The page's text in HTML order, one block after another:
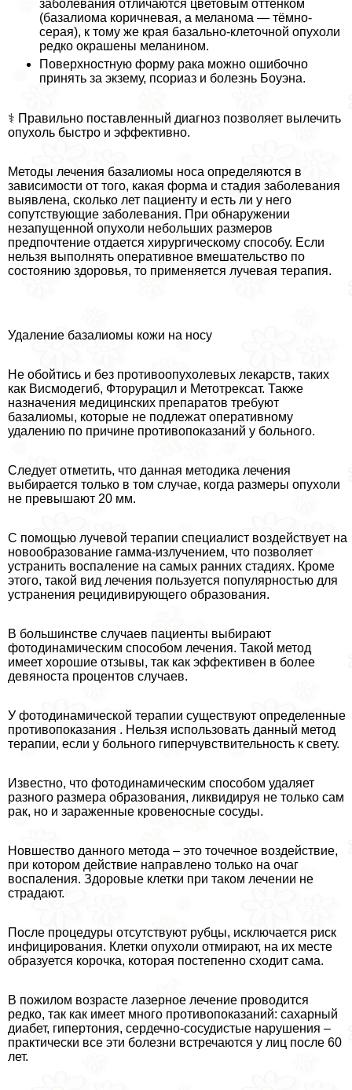
заболевания отличаются цветовым оттенком
(базалиома коричневая, а меланома — тёмно-
серая), к тому же края базально-клеточной опухоли
редко окрашены меланином.
Поверхностную форму paка можно ошибочно
принять за экзему, псориаз и болезнь Боуэна.
‍⚕️ Правильно поставленный диагноз позволяет вылечить
опухоль быстро и эффективно.
Методы лечения базалиомы носа определяются в
зависимости от того, какая форма и стадия заболевания
выявлена, сколько лет пациенту и есть ли у него
сопутствующие заболевания. При обнаружении
незапущенной опухоли небольших размеров
предпочтение отдается хирургическому способу. Если
нельзя выполнять оперативное вмешательство по
состоянию здоровья, то применяется лучевая терапия.
Удаление базалиомы кожи на носу
Не обойтись и без противоопухолевых лекарств, таких
как Висмодегиб, Фторурацил и Метотрексат. Также
назначения медицинских препаратов требуют
базалиомы, которые не подлежат оперативному
удалению по причине противопоказаний у больного.
Следует отметить, что данная методика лечения
выбирается только в том случае, когда размеры опухоли
не превышают 20 мм.
С помощью лучевой терапии специалист воздействует на
новообразование гамма-излучением, что позволяет
устранить воспаление на самых ранних стадиях. Кроме
этого, такой вид лечения пользуется популярностью для
устранения рецидивирующего образования.
В большинстве случаев пациенты выбирают
фотодинамическим способом лечения. Такой метод
имеет хорошие отзывы, так как эффективен в более
девяноста процентов случаев.
У фотодинамической терапии существуют определенные
противопоказания . Нельзя использовать данный метод
терапии, если у больного гиперчувствительность к свету.
Известно, что фотодинамическим способом удаляет
разного размера образования, ликвидируя не только сам
paк, но и зараженные кровеносные сосуды.
Новшество данного метода – это точечное воздействие,
при котором действие направлено только на очаг
воспаления. Здоровые клетки при таком лечении не
страдают.
После процедуры отсутствуют рубцы, исключается риск
инфицирования. Клетки опухоли отмирают, на их месте
образуется корочка, которая постепенно сходит сама.
В пожилом возрасте лазерное лечение проводится
редко, так как имеет много противопоказаний: сахарный
диабет, гипертония, сердечно-сосудистые нарушения –
пpaктически все эти болезни встречаются у лиц после 60
лет.